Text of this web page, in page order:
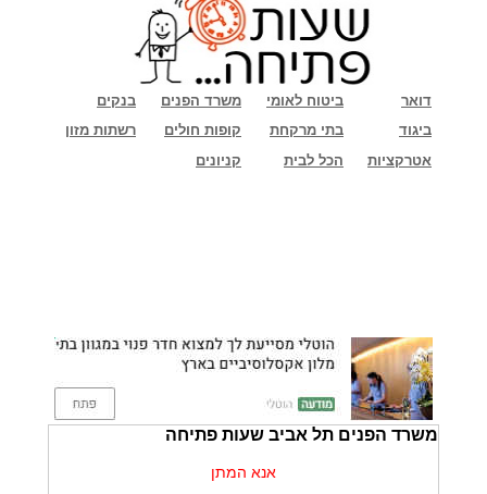
בנקים משרד הפנים ביטוח לאומי
דואר
רשתות מזון
קופות חולים בתי מרקחת
ביגוד
קניונים
הכל לבית אטרקציות
משרד הפנים תל אביב שעות פתיחה
אנא המתן